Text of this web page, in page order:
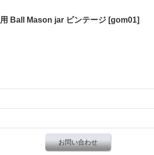
Ball Mason jar ビンテージ [gom01]
お問い合わせ